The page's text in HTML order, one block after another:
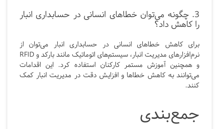
3. چگونه می‌توان خطاهای انسانی در حسابداری انبار
را کاهش داد؟
برای کاهش خطاهای انسانی در حسابداری انبار می‌توان از
نرم‌افزارهای مدیریت انبار، سیستم‌های اتوماتیک مانند بارکد و RFID
و همچنین آموزش مستمر کارکنان استفاده کرد. این اقدامات
می‌توانند به کاهش خطاها و افزایش دقت در مدیریت انبار کمک
کنند.
جمع‌بندی